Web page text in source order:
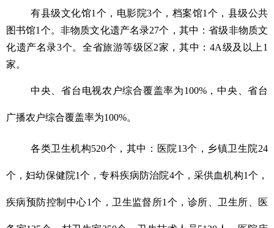
有县级文化馆1个，电影院3个，档案馆1个，县级公共
图书馆1个。非物质文化遗产名录27个，其中：省级非物质文
化遗产名录3个。全省旅游等级区2家，其中：4A级及以上1
家。
中央、省台电视农户综合覆盖率为100%，中央、省台
广播农户综合覆盖率为100%。
各类卫生机构520个，其中：医院13个，乡镇卫生院24
个，妇幼保健院1个，专科疾病防治院4个，采供血机构1个，
疾病预防控制中心1个，卫生监督所1个，诊所、卫生所、医